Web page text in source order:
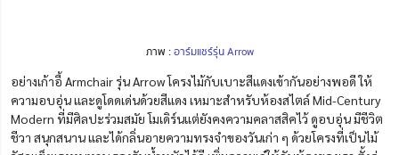
ภาพ :อาร์มแชร์รุ่น Arrow
อย่างเก้าอี้ Armchair รุ่น Arrow โครงไม้กับเบาะสีแดงเข้ากันอย่างพอดี ให้
ความอบอุ่น และดูโดดเด่นด้วยสีแดง เหมาะสำหรับห้องสไตล์Mid-Century
Modern ที่มีศิลปะร่วมสมัย โมเดิร์นแต่ยังคงความคลาสสิคไว้ ดูอบอุ่น มีชีวิต
ชีวา สนุกสนาน และได้กลิ่นอายความทรงจำของวันเก่า ๆ ด้วยโครงที่เป็นไม้